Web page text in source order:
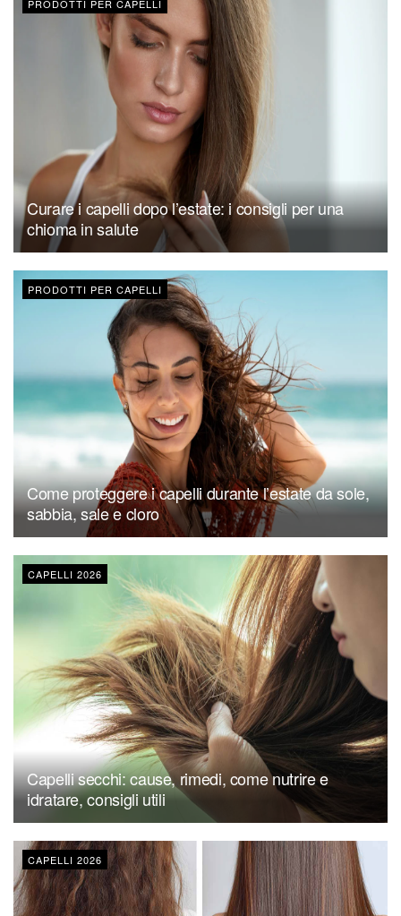
PRODOTTI PER CAPELLI
Curare i capelli dopo l’estate: i consigli per una
chioma in salute
PRODOTTI PER CAPELLI
Come proteggere i capelli durante l’estate da sole,
sabbia, sale e cloro
CAPELLI 2026
Capelli secchi: cause, rimedi, come nutrire e
idratare, consigli utili
CAPELLI 2026